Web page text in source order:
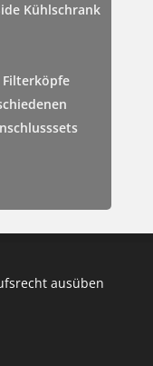
Kühlschrank
Filterköpfe
ausüben